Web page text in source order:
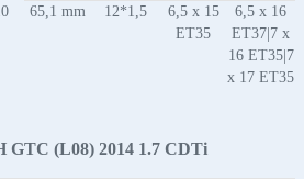
65,1 mm 12*1,5
6,5 x 15
ET35
6,5 x 16
ET37|7 x
16 ET35|7
x 17 ET35
GTC (L08) 2014 1.7 CDTi